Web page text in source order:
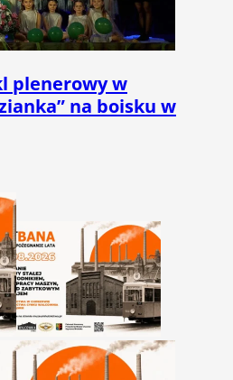
plenerowy w
na boisku w